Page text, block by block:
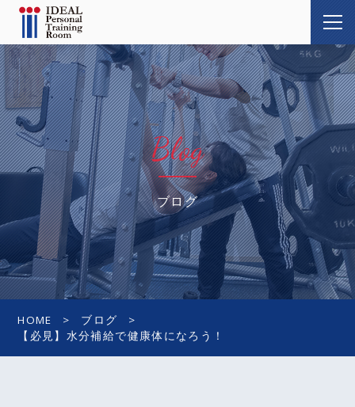
Blog
ブログ
HOME
ブログ
【必見】水分補給で健康体になろう！